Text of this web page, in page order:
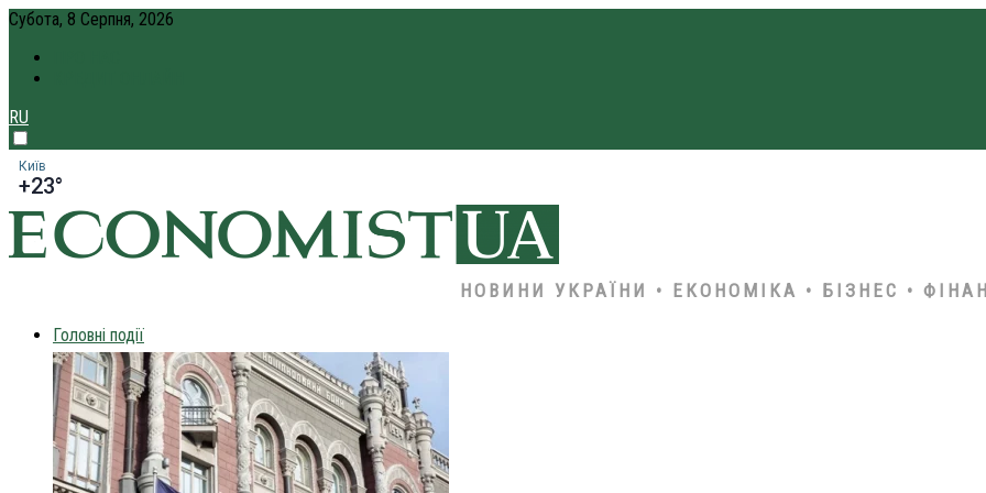
Субота, 8 Серпня, 2026
RU
Київ
+23°
НОВИНИ УКРАЇНИ • ЕКОНОМІКА • БІЗНЕС •
Головні події